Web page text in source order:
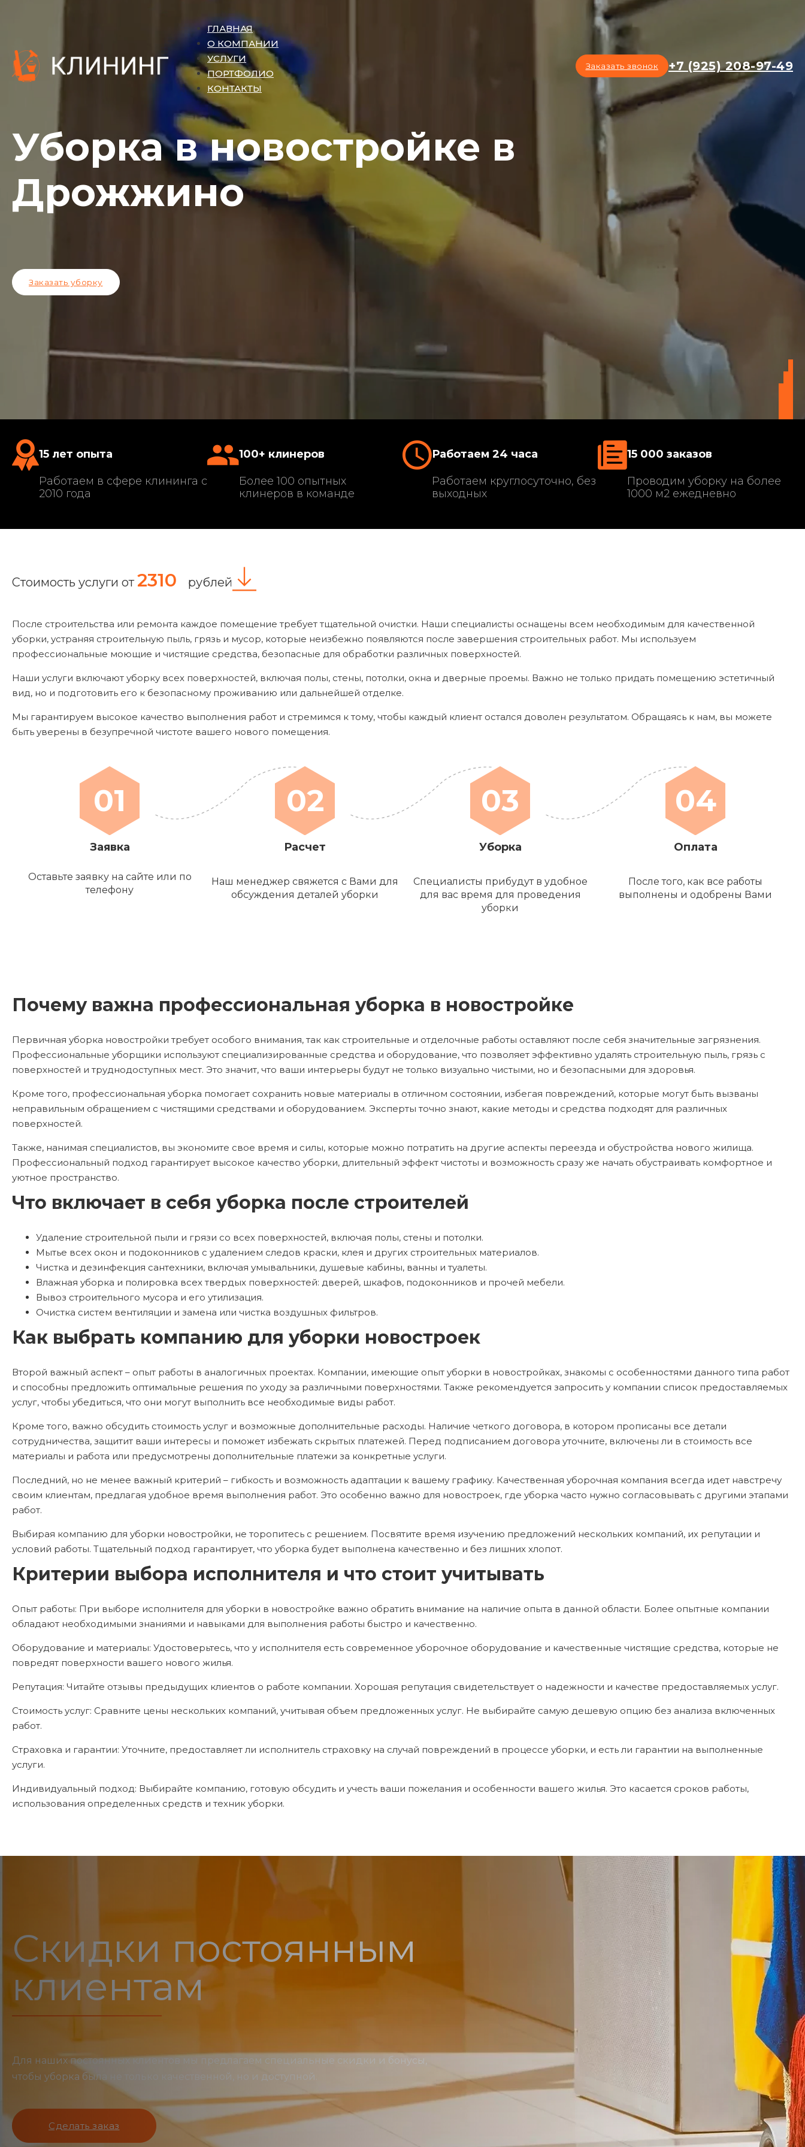
ГЛАВНАЯ
О КОМПАНИИ
УСЛУГИ
ПОРТФОЛИО
КОНТАКТЫ
Заказать звонок +7 (925) 208-97-49
Уборка в новостройке в
Дрожжино
Заказать уборку
15 лет опыта
Работаем в сфере клининга с
2010 года
100+ клинеров
Более 100 опытных
клинеров в команде
Работаем 24 часа
Работаем круглосуточно, без
выходных
15 000 заказов
Проводим уборку на более
1000 м2 ежедневно
Стоимость услуги от 2310 рублей
После строительства или ремонта каждое помещение требует тщательной очистки. Наши специалисты оснащены всем необходимым для качественной
уборки, устраняя строительную пыль, грязь и мусор, которые неизбежно появляются после завершения строительных работ. Мы используем
профессиональные моющие и чистящие средства, безопасные для обработки различных поверхностей.
Наши услуги включают уборку всех поверхностей, включая полы, стены, потолки, окна и дверные проемы. Важно не только придать помещению эстетичный
вид, но и подготовить его к безопасному проживанию или дальнейшей отделке.
Мы гарантируем высокое качество выполнения работ и стремимся к тому, чтобы каждый клиент остался доволен результатом. Обращаясь к нам, вы можете
быть уверены в безупречной чистоте вашего нового помещения.
01
Заявка
Оставьте заявку на сайте или по
телефону
02
Расчет
Наш менеджер свяжется с Вами для
обсуждения деталей уборки
03
Уборка
Специалисты прибудут в удобное
для вас время для проведения
уборки
04
Оплата
После того, как все работы
выполнены и одобрены Вами
Почему важна профессиональная уборка в новостройке
Первичная уборка новостройки требует особого внимания, так как строительные и отделочные работы оставляют после себя значительные загрязнения.
Профессиональные уборщики используют специализированные средства и оборудование, что позволяет эффективно удалять строительную пыль, грязь с
поверхностей и труднодоступных мест. Это значит, что ваши интерьеры будут не только визуально чистыми, но и безопасными для здоровья.
Кроме того, профессиональная уборка помогает сохранить новые материалы в отличном состоянии, избегая повреждений, которые могут быть вызваны
неправильным обращением с чистящими средствами и оборудованием. Эксперты точно знают, какие методы и средства подходят для различных
поверхностей.
Также, нанимая специалистов, вы экономите свое время и силы, которые можно потратить на другие аспекты переезда и обустройства нового жилища.
Профессиональный подход гарантирует высокое качество уборки, длительный эффект чистоты и возможность сразу же начать обустраивать комфортное и
уютное пространство.
Что включает в себя уборка после строителей
Удаление строительной пыли и грязи со всех поверхностей, включая полы, стены и потолки.
Мытье всех окон и подоконников с удалением следов краски, клея и других строительных материалов.
Чистка и дезинфекция сантехники, включая умывальники, душевые кабины, ванны и туалеты.
Влажная уборка и полировка всех твердых поверхностей: дверей, шкафов, подоконников и прочей мебели.
Вывоз строительного мусора и его утилизация.
Очистка систем вентиляции и замена или чистка воздушных фильтров.
Как выбрать компанию для уборки новостроек
Второй важный аспект – опыт работы в аналогичных проектах. Компании, имеющие опыт уборки в новостройках, знакомы с особенностями данного типа работ
и способны предложить оптимальные решения по уходу за различными поверхностями. Также рекомендуется запросить у компании список предоставляемых
услуг, чтобы убедиться, что они могут выполнить все необходимые виды работ.
Кроме того, важно обсудить стоимость услуг и возможные дополнительные расходы. Наличие четкого договора, в котором прописаны все детали
сотрудничества, защитит ваши интересы и поможет избежать скрытых платежей. Перед подписанием договора уточните, включены ли в стоимость все
материалы и работа или предусмотрены дополнительные платежи за конкретные услуги.
Последний, но не менее важный критерий – гибкость и возможность адаптации к вашему графику. Качественная уборочная компания всегда идет навстречу
своим клиентам, предлагая удобное время выполнения работ. Это особенно важно для новостроек, где уборка часто нужно согласовывать с другими этапами
работ.
Выбирая компанию для уборки новостройки, не торопитесь с решением. Посвятите время изучению предложений нескольких компаний, их репутации и
условий работы. Тщательный подход гарантирует, что уборка будет выполнена качественно и без лишних хлопот.
Критерии выбора исполнителя и что стоит учитывать
Опыт работы: При выборе исполнителя для уборки в новостройке важно обратить внимание на наличие опыта в данной области. Более опытные компании
обладают необходимыми знаниями и навыками для выполнения работы быстро и качественно.
Оборудование и материалы: Удостоверьтесь, что у исполнителя есть современное уборочное оборудование и качественные чистящие средства, которые не
повредят поверхности вашего нового жилья.
Репутация: Читайте отзывы предыдущих клиентов о работе компании. Хорошая репутация свидетельствует о надежности и качестве предоставляемых услуг.
Стоимость услуг: Сравните цены нескольких компаний, учитывая объем предложенных услуг. Не выбирайте самую дешевую опцию без анализа включенных
работ.
Страховка и гарантии: Уточните, предоставляет ли исполнитель страховку на случай повреждений в процессе уборки, и есть ли гарантии на выполненные
услуги.
Индивидуальный подход: Выбирайте компанию, готовую обсудить и учесть ваши пожелания и особенности вашего жилья. Это касается сроков работы,
использования определенных средств и техник уборки.
Скидки постоянным
клиентам
Для наших постоянных клиентов мы предлагаем специальные скидки и бонусы,
чтобы уборка была не только качественной, но и доступной.
Сделать заказ